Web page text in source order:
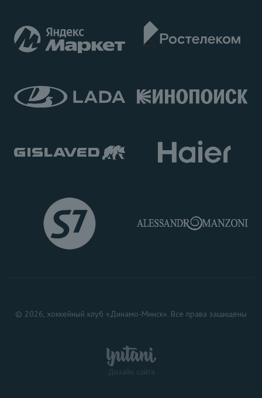
© 2026, хоккейный клуб «Динамо-Минск». Все права защищены
Дизайн сайта